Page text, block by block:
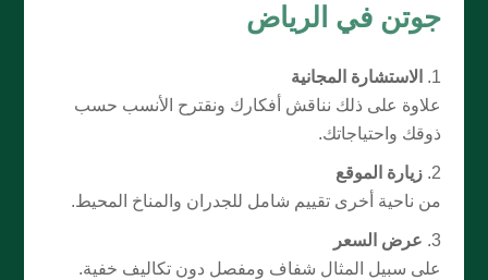
جوتن في الرياض
الاستشارة المجانية
علاوة على ذلك نناقش أفكارك ونقترح الأنسب حسب
ذوقك واحتياجاتك.
زيارة الموقع
من ناحية أخرى تقييم شامل للجدران والمناخ المحيط.
عرض السعر
على سبيل المثال شفاف ومفصل دون تكاليف خفية.